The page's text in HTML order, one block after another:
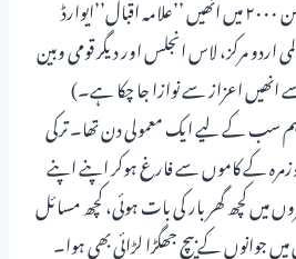
مرکز، لاس انجلس اور دیگر قومی وبین
انھیں اعزاز سے نوازا جا چکا ہے۔)
روزِ جمعہ ہم سب کے لیے ایک معمولی دن تھا۔ ترکی
کے کاموں سے فارغ ہوکر اپنے اپنے
کچھ گھر بار کی بات ہوئی، کچھ مسائل
جوانوں کے بیچ جھگڑا لڑائی بھی ہوا۔